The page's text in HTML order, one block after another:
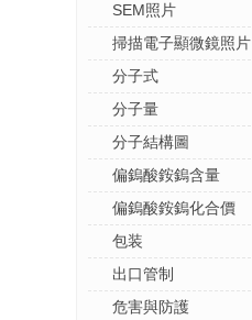
SEM照片
掃描電子顯微鏡照片
分子式
分子量
分子結構圖
偏鎢酸銨鎢含量
偏鎢酸銨鎢化合價
包装
出口管制
危害與防護